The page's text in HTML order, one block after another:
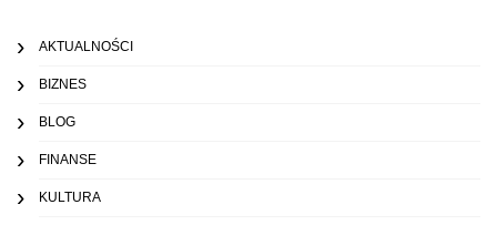
AKTUALNOŚCI
BIZNES
BLOG
FINANSE
KULTURA